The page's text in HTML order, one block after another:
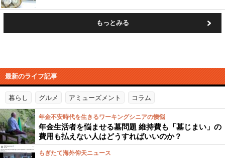
もっとみる
最新のライフ記事
暮らし グルメ アミューズメント コラム
年金不安時代を生きるワーキングシニアの懊悩
年金生活者を悩ませる墓問題 維持費も「墓じまい」の
費用も払えない人はどうすればいいのか？
もぎたて海外仰天ニュース